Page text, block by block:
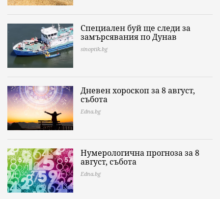
Специален буй ще следи за
замърсявания по Дунав
sinoptik.bg
Дневен хороскоп за 8 август,
събота
Edna.bg
Нумерологична прогноза за 8
август, събота
Edna.bg